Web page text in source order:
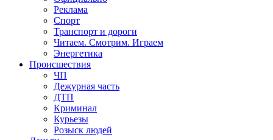
Реклама
Спорт
Транспорт и дороги
Читаем. Смотрим. Играем
Энергетика
Происшествия
ЧП
Дежурная часть
ДТП
Криминал
Курьезы
Розыск людей